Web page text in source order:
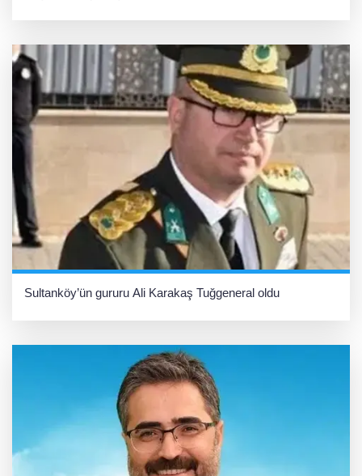
Sultanköy’ün gururu Ali Karakaş Tuğgeneral oldu